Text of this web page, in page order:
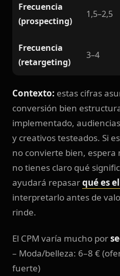
Frecuencia
(prospecting)
1,5–2,5
Frecuencia
(retargeting)
3–4
Contexto: estas cifras
conversión bien
implementado,
y creativos testeados. Si
no convierte bien, espera
no tienes claro qué
ayudará repasarqué es
interpretarlo antes de
rinde.
El CPM varía mucho por
– Moda/belleza: 6–8 €
fuerte)